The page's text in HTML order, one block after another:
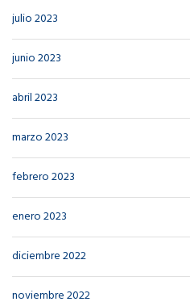
julio 2023
junio 2023
abril 2023
marzo 2023
febrero 2023
enero 2023
diciembre 2022
noviembre 2022